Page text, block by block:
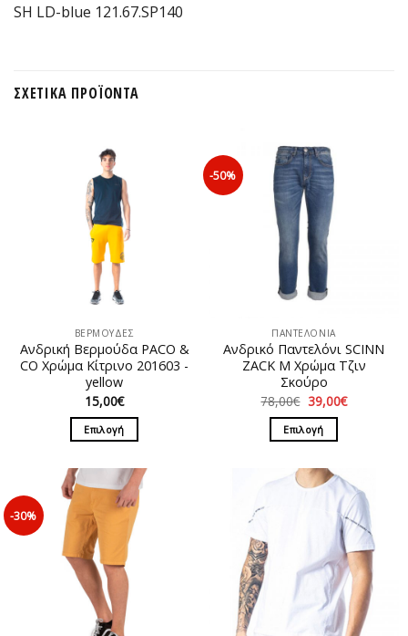
SH LD-blue 121.67.SP140
ΣΧΕΤΙΚΆ ΠΡΟΪΌΝΤΑ
ΒΕΡΜΟΥΔΕΣ
Ανδρική Βερμούδα PACO &
CO Χρώμα Κίτρινο 201603 -
yellow
15,00€
Επιλογή
το
προϊόν
έχει
πολλαπλές
παραλλαγές.
Οι
επιλογές
μπορούν
να
-50%
ΠΑΝΤΕΛΟΝΙΑ
Ανδρικό Παντελόνι SCINN
ZACK M Χρώμα Τζιν
Σκούρο
78,00€ Original
price
was:
78,00€.
39,00€Η
Επιλογή
το
προϊόν
πολλαπλές
παραλλαγές.
Οι
επιλογές
μπορούν
-30%